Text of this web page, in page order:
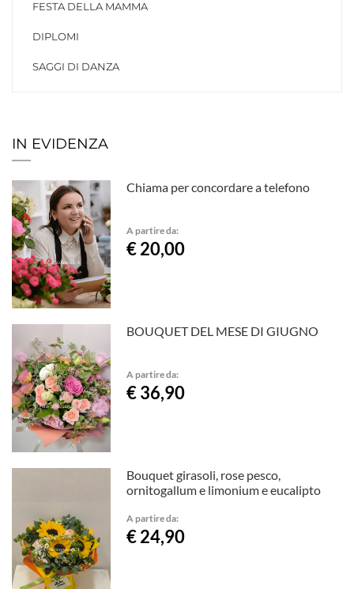
FESTA DELLA MAMMA
DIPLOMI
SAGGI DI DANZA
IN EVIDENZA
Chiama per concordare a telefono
A partire da:
€ 20,00
BOUQUET DEL MESE DI GIUGNO
A partire da:
€ 36,90
Bouquet girasoli, rose pesco,
ornitogallum e limonium e eucalipto
A partire da:
€ 24,90